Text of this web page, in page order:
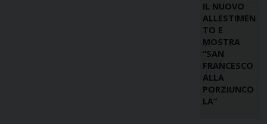
IL NUOVO
ALLESTIMEN
TO E
MOSTRA
“SAN
FRANCESCO
ALLA
PORZIUNCO
LA”